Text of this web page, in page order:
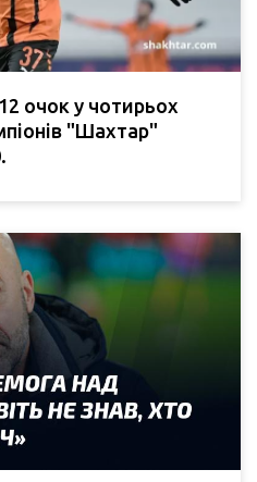
очок у чотирьох
"Шахтар"